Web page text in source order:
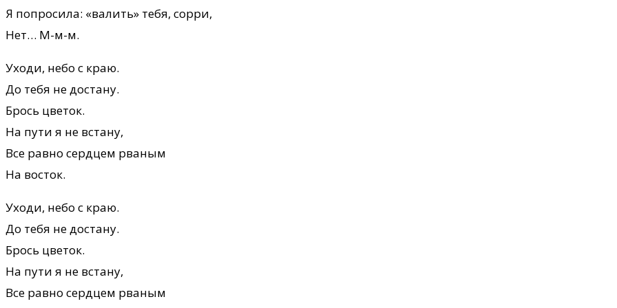
Я попросила: «валить» тебя, сорри,
Нет… М-м-м.
Уходи, небо с краю.
До тебя не достану.
Брось цветок.
На пути я не встану,
Все равно сердцем рваным
На восток.
Уходи, небо с краю.
До тебя не достану.
Брось цветок.
На пути я не встану,
Все равно сердцем рваным